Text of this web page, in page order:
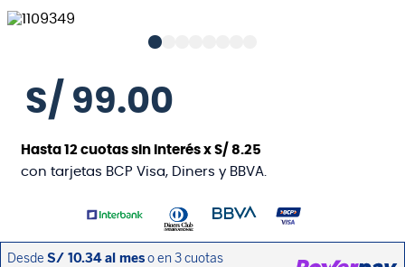
S/ 99.00
Hasta12 cuotas sin interés xS/ 8.25
con tarjetas BCP Visa, Diners y BBVA.